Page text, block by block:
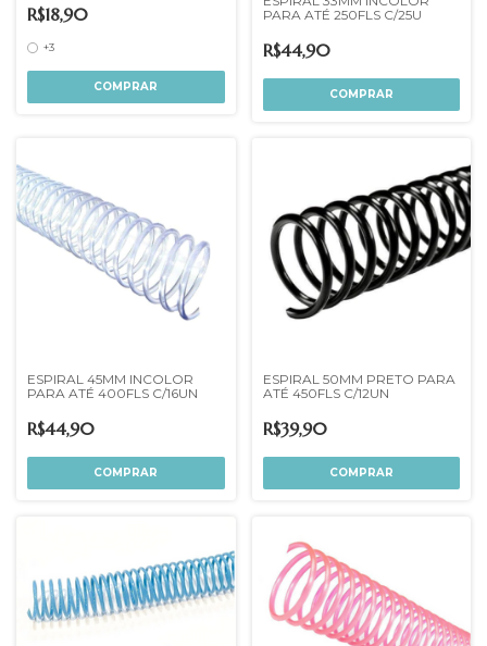
R$18,90
+3
COMPRAR
PARA ATÉ 250FLS C/25U
R$44,90
ESPIRAL 45MM INCOLOR
PARA ATÉ 400FLS C/16UN
R$44,90
ESPIRAL 50MM PRETO PARA
ATÉ 450FLS C/12UN
R$39,90